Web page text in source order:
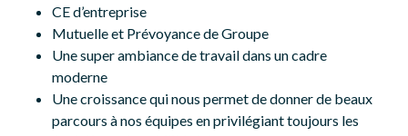
CE d’entreprise
Mutuelle et Prévoyance de Groupe
Une super ambiance de travail dans un cadre
moderne
Une croissance qui nous permet de donner de beaux
parcours à nos équipes en privilégiant toujours les